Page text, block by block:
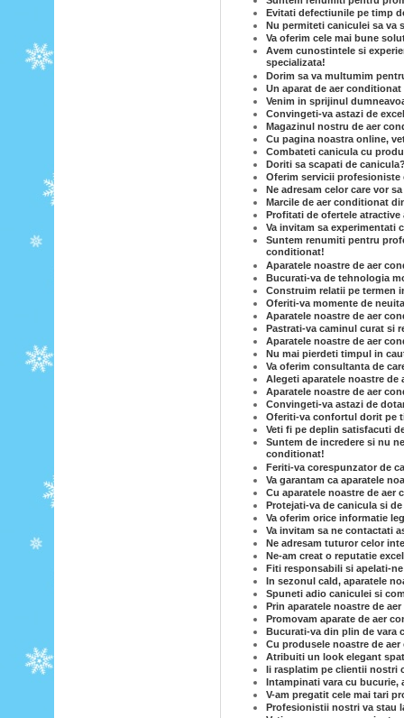
Evitati defectiunile pe timp
Nu permiteti caniculei sa va
Va oferim cele mai bune
Avem cunostintele si
specializata!
Dorim sa va multumim
Un aparat de aer
Venim in sprijinul
Convingeti-va astazi de
Magazinul nostru de aer
Cu pagina noastra online,
Combateti canicula cu
Doriti sa scapati de
Oferim servicii profesioniste
Ne adresam celor care vor
Marcile de aer conditionat
Profitati de ofertele
Va invitam sa experimentati
Suntem renumiti pentru
conditionat!
Aparatele noastre de aer
Bucurati-va de tehnologia
Construim relatii pe termen
Oferiti-va momente de
Aparatele noastre de aer
Pastrati-va caminul curat si
Aparatele noastre de aer
Nu mai pierdeti timpul in
Va oferim consultanta de
Alegeti aparatele noastre
Aparatele noastre de aer
Convingeti-va astazi de
Oferiti-va confortul dorit pe
Veti fi pe deplin satisfacuti
Suntem de incredere si nu
conditionat!
Feriti-va corespunzator de
Va garantam ca aparatele
Cu aparatele noastre de
Protejati-va de canicula si
Va oferim orice informatie
Va invitam sa ne contactati
Ne adresam tuturor celor
Ne-am creat o reputatie
Fiti responsabili si apelati-
In sezonul cald, aparatele
Spuneti adio caniculei si
Prin aparatele noastre de
Promovam aparate de aer
Bucurati-va din plin de vara
Cu produsele noastre de
Atribuiti un look elegant
Ii rasplatim pe clientii nostri
Intampinati vara cu bucurie,
V-am pregatit cele mai tari
Profesionistii nostri va stau